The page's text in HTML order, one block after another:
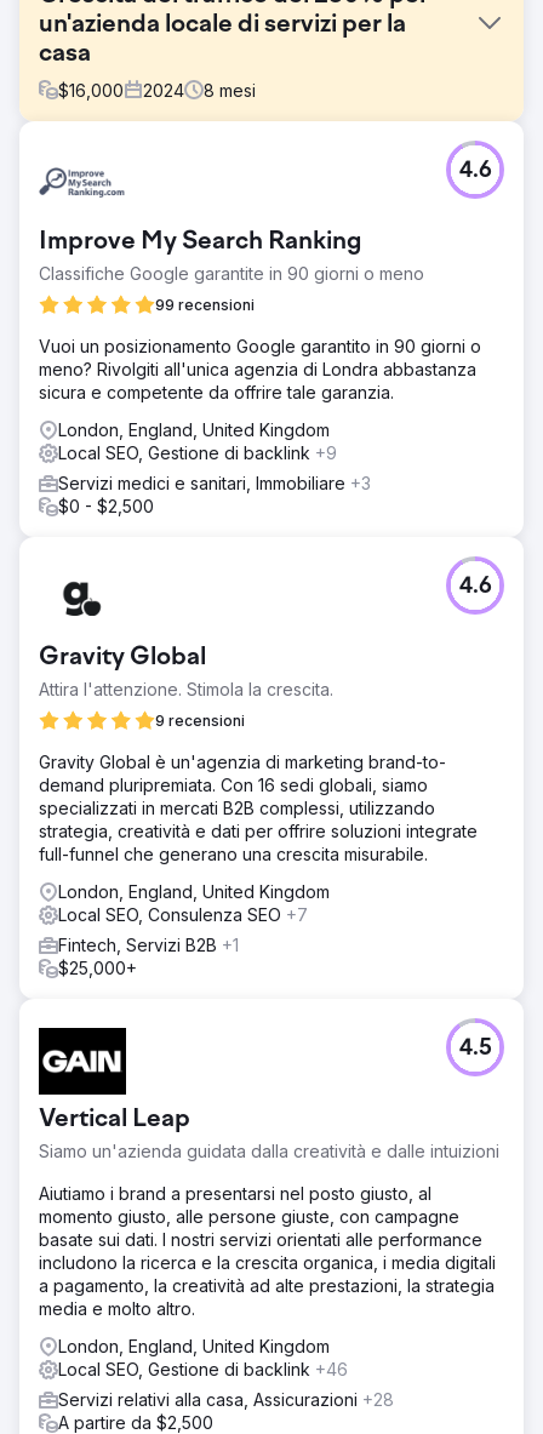
un'azienda locale di servizi per la
casa
$16,000 2024 8 mesi
Un'azienda regionale di servizi per la casa non aveva
visibilità locale e non era classificata nel Local Pack di
sulla posizione geografica e il loro sito web aveva una
scarsa ottimizzazione on-page.
Soluzione
ricostruito le pagine dei servizi con targeting basato sulla
posizione geografica, ottimizzato i profili aziendali di
Google, migliorato la coerenza del NAP e implementato
campagne di link building locale. Abbiamo anche
riprogettato le landing page per aumentare i tassi di
conversione.
Risultato
165% delle chiamate in entrata • Aumento del 92% degli
invii di moduli • Crescita di 2,8 volte delle entrate mensili
Vai alla pagina agenzia
Improve My Search Ranking
Classifiche Google garantite in 90 giorni o meno
99 recensioni
4.6
Vuoi un posizionamento Google garantito in 90 giorni o
meno? Rivolgiti all'unica agenzia di Londra abbastanza
sicura e competente da offrire tale garanzia.
London, England, United Kingdom
Local SEO, Gestione di backlink +9
Servizi medici e sanitari, Immobiliare +3
$0 - $2,500
Gravity Global
Attira l'attenzione. Stimola la crescita.
9 recensioni
4.6
Gravity Global è un'agenzia di marketing brand-to-
demand pluripremiata. Con 16 sedi globali, siamo
specializzati in mercati B2B complessi, utilizzando
strategia, creatività e dati per offrire soluzioni integrate
full-funnel che generano una crescita misurabile.
London, England, United Kingdom
Local SEO, Consulenza SEO +7
Fintech, Servizi B2B +1
$25,000+
Vertical Leap
Siamo un'azienda guidata dalla creatività e dalle intuizioni
4.5
Aiutiamo i brand a presentarsi nel posto giusto, al
momento giusto, alle persone giuste, con campagne
basate sui dati. I nostri servizi orientati alle performance
includono la ricerca e la crescita organica, i media digitali
a pagamento, la creatività ad alte prestazioni, la strategia
media e molto altro.
London, England, United Kingdom
Local SEO, Gestione di backlink +46
Servizi relativi alla casa, Assicurazioni +28
A partire da $2,500